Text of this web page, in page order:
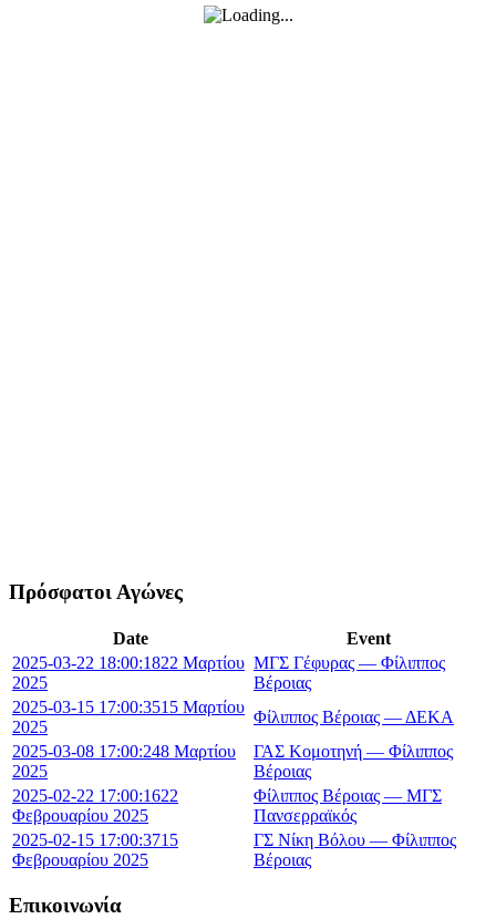
Πρόσφατοι Αγώνες
Date
Event
2025-03-22 18:00:1822 Μαρτίου
2025
ΜΓΣ Γέφυρας — Φίλιππος
Βέροιας
2025-03-15 17:00:3515 Μαρτίου
2025
Φίλιππος Βέροιας — ΔΕΚΑ
2025-03-08 17:00:248 Μαρτίου
2025
ΓΑΣ Κομοτηνή — Φίλιππος
Βέροιας
2025-02-22 17:00:1622
Φεβρουαρίου 2025
Φίλιππος Βέροιας — ΜΓΣ
Πανσερραϊκός
2025-02-15 17:00:3715
Φεβρουαρίου 2025
ΓΣ Νίκη Βόλου — Φίλιππος
Βέροιας
Επικοινωνία